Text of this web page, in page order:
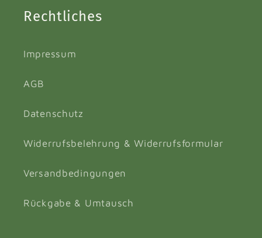
Rechtliches
Impressum
AGB
Datenschutz
Widerrufsbelehrung & Widerrufsformular
Versandbedingungen
Rückgabe & Umtausch